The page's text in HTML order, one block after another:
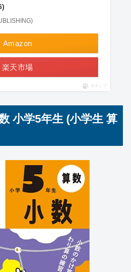
Amazon
楽天市場
ポチップ
小学5年生 (小学生 算